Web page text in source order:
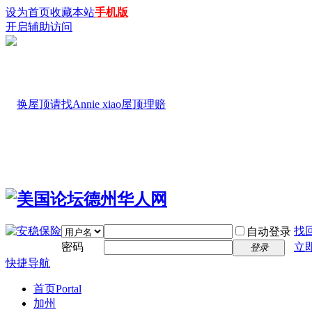
设为首页收藏本站手机版
开启辅助访问
自动登录 找
密码
登录
立
快捷导航
首页Portal
加州